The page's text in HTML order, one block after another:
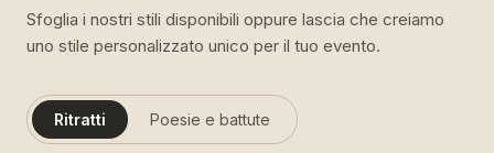
Sfoglia i nostri stili disponibili oppure lascia che creiamo
uno stile personalizzato unico per il tuo evento.
Ritratti Poesie e battute